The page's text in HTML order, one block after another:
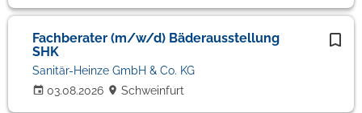
Fachberater (m/w/d) Bäderausstellung
SHK
03.08.2026
Sanitär-Heinze GmbH & Co. KG
Schweinfurt